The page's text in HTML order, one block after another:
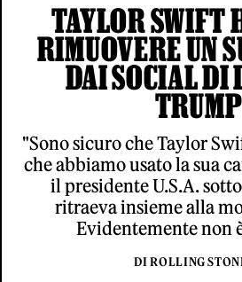
TAYLOR SWIFT
RIMUOVERE UN
DAI SOCIAL DI
TRUMP
"Sono sicuro che Taylor
che abbiamo usato la sua
il presidente U.S.A.
ritraeva insieme alla
Evidentemente non
DI ROLLING